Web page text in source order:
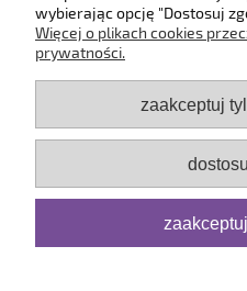
Moje
O
wybierając opcję "Dostosuj
Więcej o plikach cookies
prywatności.
zaakceptuj